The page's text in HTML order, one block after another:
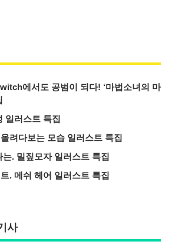
에서도 공범이 되다! ‘마법소녀의 마
일러스트 특집
려다보는 모습 일러스트 특집
. 밀짚모자 일러스트 특집
. 메쉬 헤어 일러스트 특집
사